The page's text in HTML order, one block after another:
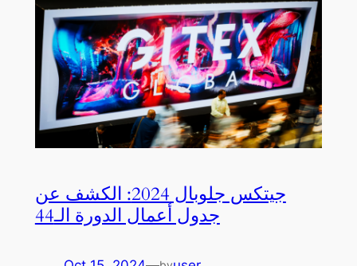
جيتكس جلوبال 2024: الكشف عن
جدول أعمال الدورة الـ44